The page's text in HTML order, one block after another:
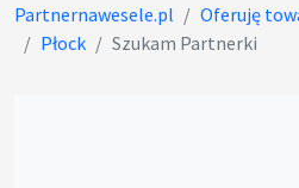
Partnernawesele.pl Oferuję
Płock
Szukam Partnerki